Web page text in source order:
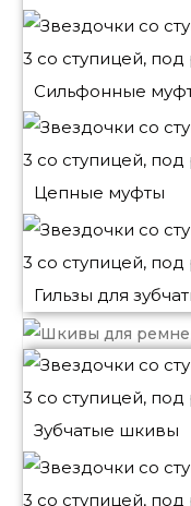
Сильфонные
Цепные муфты
Гильзы для
Зубчатые шкивы